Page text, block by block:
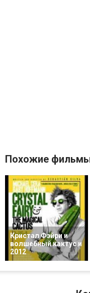
Похожие
Кристал Фэйри и
волшебный кактус и
2012